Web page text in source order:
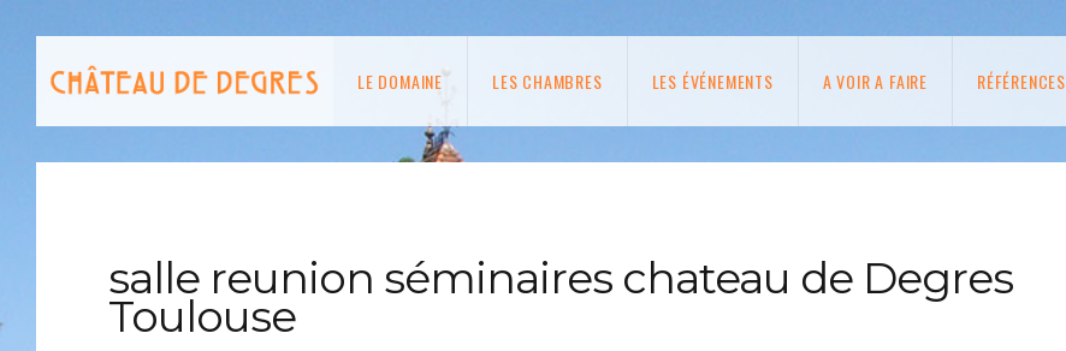
LE DOMAINE LES CHAMBRES LES ÉVÉNEMENTS A VOIR A FAIRE RÉFÉRENCES
salle reunion séminaires chateau de Degres
Toulouse